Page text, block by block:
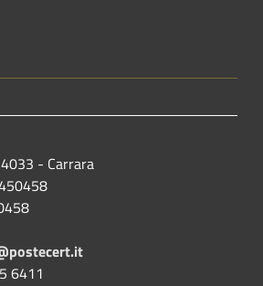
- Carrara
6411